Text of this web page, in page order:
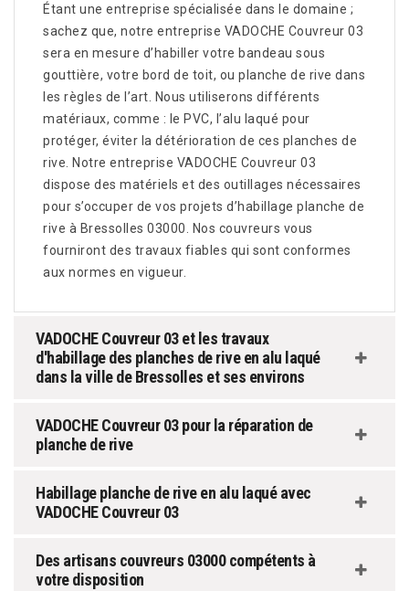
Étant une entreprise spécialisée dans le domaine ;
sachez que, notre entreprise VADOCHE Couvreur 03
sera en mesure d’habiller votre bandeau sous
gouttière, votre bord de toit, ou planche de rive dans
les règles de l’art. Nous utiliserons différents
matériaux, comme : le PVC, l’alu laqué pour
protéger, éviter la détérioration de ces planches de
rive. Notre entreprise VADOCHE Couvreur 03
dispose des matériels et des outillages nécessaires
pour s’occuper de vos projets d’habillage planche de
rive à Bressolles 03000. Nos couvreurs vous
fourniront des travaux fiables qui sont conformes
aux normes en vigueur.
VADOCHE Couvreur 03 et les travaux
d'habillage des planches de rive en alu laqué
dans la ville de Bressolles et ses environs
VADOCHE Couvreur 03 pour la réparation de
planche de rive
Habillage planche de rive en alu laqué avec
VADOCHE Couvreur 03
Des artisans couvreurs 03000 compétents à
votre disposition